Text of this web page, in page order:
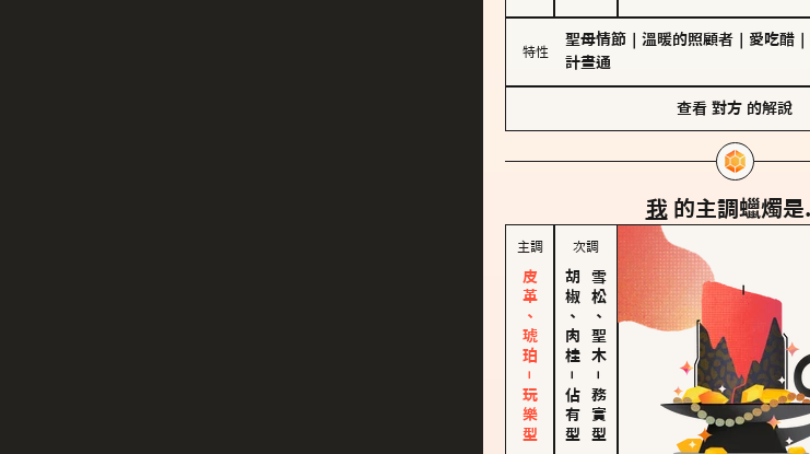
特性
聖母情節 溫暖的照顧者 愛吃醋
計畫通
查看 對方 的解說
我 的主調蠟燭是
主調
皮革、琥珀－玩樂型
次調
胡椒、肉桂
－
佔有型
雪松、聖木
－
務實型